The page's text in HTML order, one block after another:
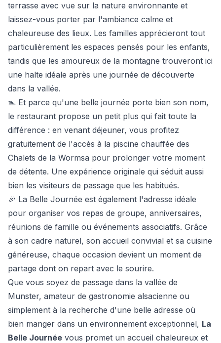
terrasse avec vue sur la nature environnante et
laissez-vous porter par l'ambiance calme et
chaleureuse des lieux. Les familles apprécieront tout
particulièrement les espaces pensés pour les enfants,
tandis que les amoureux de la montagne trouveront ici
une halte idéale après une journée de découverte
dans la vallée.
🏊 Et parce qu'une belle journée porte bien son nom,
le restaurant propose un petit plus qui fait toute la
différence : en venant déjeuner, vous profitez
gratuitement de l'accès à la piscine chauffée des
Chalets de la Wormsa pour prolonger votre moment
de détente. Une expérience originale qui séduit aussi
bien les visiteurs de passage que les habitués.
🎉 La Belle Journée est également l'adresse idéale
pour organiser vos repas de groupe, anniversaires,
réunions de famille ou événements associatifs. Grâce
à son cadre naturel, son accueil convivial et sa cuisine
généreuse, chaque occasion devient un moment de
partage dont on repart avec le sourire.
Que vous soyez de passage dans la vallée de
Munster, amateur de gastronomie alsacienne ou
simplement à la recherche d'une belle adresse où
bien manger dans un environnement exceptionnel, La
Belle Journée vous promet un accueil chaleureux et